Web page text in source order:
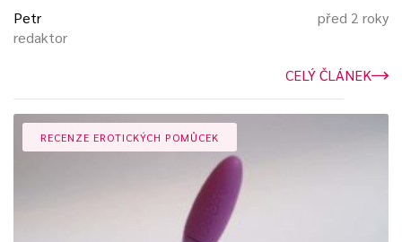
Petr
redaktor
před 2 roky
CELÝ ČLÁNEK
RECENZE EROTICKÝCH POMŮCEK